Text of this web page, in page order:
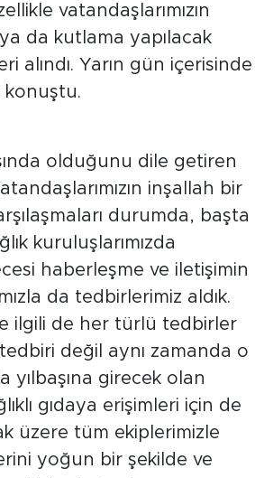
vatandaşlarımızın
da kutlama yapılacak
Yarın gün içerisinde
konuştu.
olduğunu dile getiren
inşallah bir
durumda, başta
kuruluşlarımızda
haberleşme ve iletişimin
da tedbirlerimiz aldık.
ilgili de her türlü tedbirler
değil aynı zamanda o
yılbaşına girecek olan
gıdaya erişimleri için de
üzere tüm ekiplerimizle
yoğun bir şekilde ve